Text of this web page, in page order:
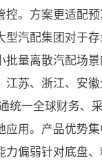
控。方案更适配
型汽配集团对于
批量离散汽配场
江苏、浙江、安
统一全球财务、
应用。产品优势
力偏弱针对底盘